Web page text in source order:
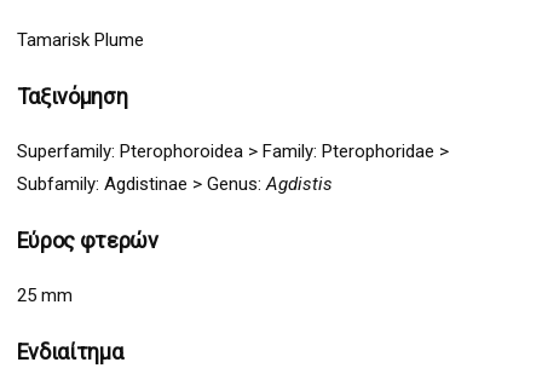
Tamarisk Plume
Ταξινόμηση
Superfamily: Pterophoroidea > Family: Pterophoridae >
Subfamily: Agdistinae > Genus:Agdistis
Εύρος φτερών
25 mm
Ενδιαίτημα